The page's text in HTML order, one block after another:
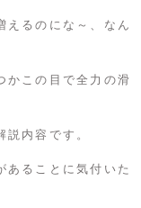
えるのにな～、なん
かこの目で全力の滑
内容です。
あることに気付いた